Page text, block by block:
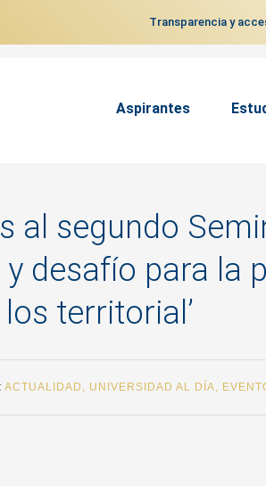
Transparencia y
Aspirantes
al segundo
y desafío para la
territorial’
ACTUALIDAD , UNIVERSIDAD AL DÍA,